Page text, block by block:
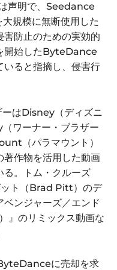
声明で、Seedance
規模に無断使用した
害防止のための実効的
開始したByteDance
いると指摘し、侵害行
はDisney（ディズニ
ワーナー・ブラザー
（パラマウント）
著作物を活用した動画
る。トム・クルーズ
ット（Brad Pitt）のデ
ベンジャーズ／エンド
のリミックス動画な
に売却を求